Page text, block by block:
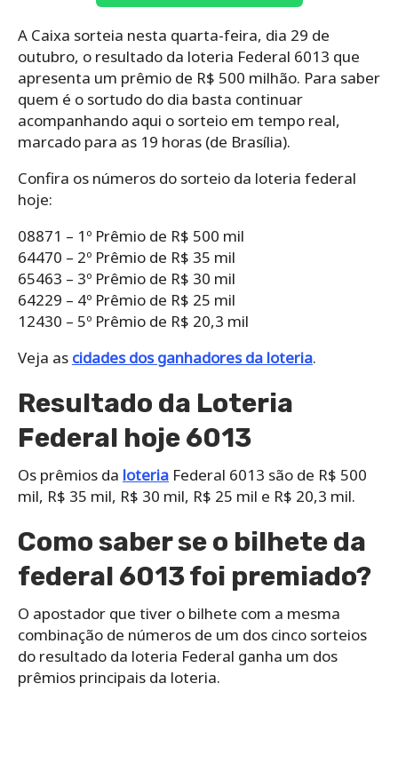
A Caixa sorteia nesta quarta-feira, dia 29 de
outubro, o resultado da loteria Federal 6013 que
apresenta um prêmio de R$ 500 milhão. Para saber
quem é o sortudo do dia basta continuar
acompanhando aqui o sorteio em tempo real,
marcado para as 19 horas (de Brasília).
Confira os números do sorteio da loteria federal
hoje:
08871 – 1º Prêmio de R$ 500 mil
64470 – 2º Prêmio de R$ 35 mil
65463 – 3º Prêmio de R$ 30 mil
64229 – 4º Prêmio de R$ 25 mil
12430 – 5º Prêmio de R$ 20,3 mil
Veja as cidades dos ganhadores da loteria.
Resultado da Loteria
Federal hoje 6013
Os prêmios da loteria Federal 6013 são de R$ 500
mil, R$ 35 mil, R$ 30 mil, R$ 25 mil e R$ 20,3 mil.
Como saber se o bilhete da
federal 6013 foi premiado?
O apostador que tiver o bilhete com a mesma
combinação de números de um dos cinco sorteios
do resultado da loteria Federal ganha um dos
prêmios principais da loteria.